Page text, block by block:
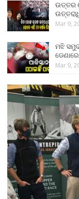
ଉତ୍ତର
Mar 9,
ମଝି
Mar 9,